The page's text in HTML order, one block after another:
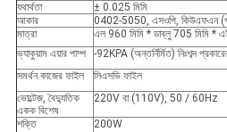
যথার্থতা
± 0.025 মিমি
আকার
0402-5050, এসওপি, কিউএফএন
মাত্রা
এল 960 মিমি * ডাব্লু 705 মিমি *
ভ্যাকুয়াম এয়ার পাম্প
-92KPA (অন্তর্নির্মিত) নিঃশব্দ
সমর্থন কাজের ফাইল
সিএসভি ফাইল
ভোল্টেজ, বৈদ্যুতিক
একক বিশেষ
220V বা (110V), 50 / 60Hz
শক্তি
200W